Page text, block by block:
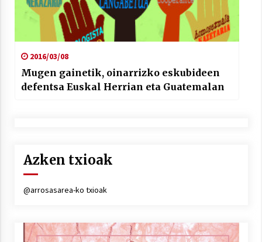
2016/03/08
Mugen gainetik, oinarrizko eskubideen
defentsa Euskal Herrian eta Guatemalan
Azken txioak
@arrosasarea-ko txioak